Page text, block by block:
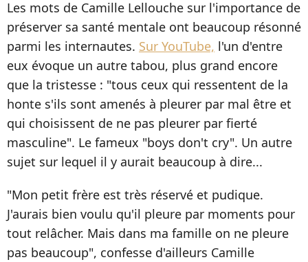
Les mots de Camille Lellouche sur l'importance de
préserver sa santé mentale ont beaucoup résonné
parmi les internautes. Sur YouTube, l'un d'entre
eux évoque un autre tabou, plus grand encore
que la tristesse : "tous ceux qui ressentent de la
honte s'ils sont amenés à pleurer par mal être et
qui choisissent de ne pas pleurer par fierté
masculine". Le fameux "boys don't cry". Un autre
sujet sur lequel il y aurait beaucoup à dire...
"Mon petit frère est très réservé et pudique.
J'aurais bien voulu qu'il pleure par moments pour
tout relâcher. Mais dans ma famille on ne pleure
pas beaucoup", confesse d'ailleurs Camille